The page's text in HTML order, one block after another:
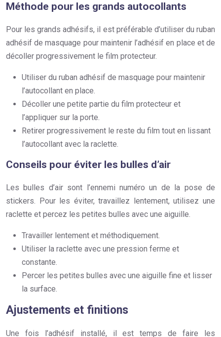
Méthode pour les grands autocollants
Pour les grands adhésifs, il est préférable d’utiliser du ruban
adhésif de masquage pour maintenir l’adhésif en place et de
décoller progressivement le film protecteur.
Utiliser du ruban adhésif de masquage pour maintenir
l’autocollant en place.
Décoller une petite partie du film protecteur et
l’appliquer sur la porte.
Retirer progressivement le reste du film tout en lissant
l’autocollant avec la raclette.
Conseils pour éviter les bulles d’air
Les bulles d’air sont l’ennemi numéro un de la pose de
stickers. Pour les éviter, travaillez lentement, utilisez une
raclette et percez les petites bulles avec une aiguille.
Travailler lentement et méthodiquement.
Utiliser la raclette avec une pression ferme et
constante.
Percer les petites bulles avec une aiguille fine et lisser
la surface.
Ajustements et finitions
Une fois l’adhésif installé, il est temps de faire les